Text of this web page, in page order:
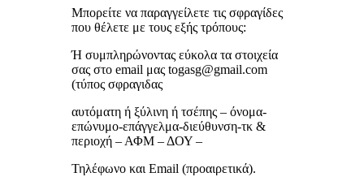
Μπορείτε να παραγγείλετε τις σφραγίδες
που θέλετε με τους εξής τρόπους:
Ή συμπληρώνοντας εύκολα τα στοιχεία
σας στο email μας togasg@gmail.com
(τύπος σφραγιδας
αυτόματη ή ξύλινη ή τσέπης – όνομα-
επώνυμο-επάγγελμα-διεύθυνση-τκ &
περιοχή – ΑΦΜ – ΔΟΥ –
Τηλέφωνο και Email (προαιρετικά).